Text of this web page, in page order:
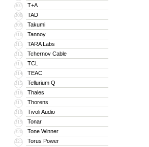
307 T+A
308 TAD
309 Takumi
310 Tannoy
311 TARA Labs
312 Tchernov Cable
313 TCL
314 TEAC
315 Tellurium Q
316 Thales
317 Thorens
318 Tivoli Audio
319 Tonar
320 Tone Winner
321 Torus Power